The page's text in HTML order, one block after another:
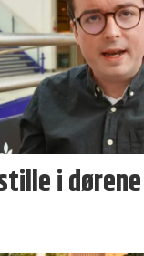
i dørene